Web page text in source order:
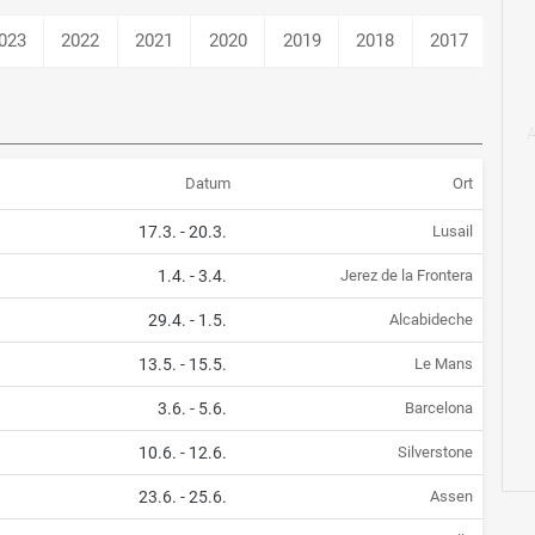
2022 2021 2020 2019 2018 2017
Datum Ort
17.3. -20.3. Lusail
1.4. -3.4. Jerez de la Frontera
29.4. - 1.5. Alcabideche
13.5. - 15.5. Le Mans
3.6. - 5.6. Barcelona
10.6. - 12.6. Silverstone
23.6. -25.6. Assen